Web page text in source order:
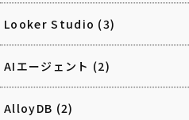
Looker Studio (3)
AIエージェント (2)
AlloyDB (2)